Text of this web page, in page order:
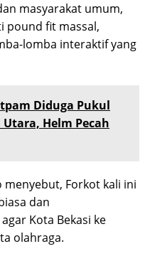
masyarakat umum,
pound fit massal,
lomba interaktif yang
Diduga Pukul
Helm Pecah
menyebut, Forkot kali ini
dan
Kota Bekasi ke
olahraga.